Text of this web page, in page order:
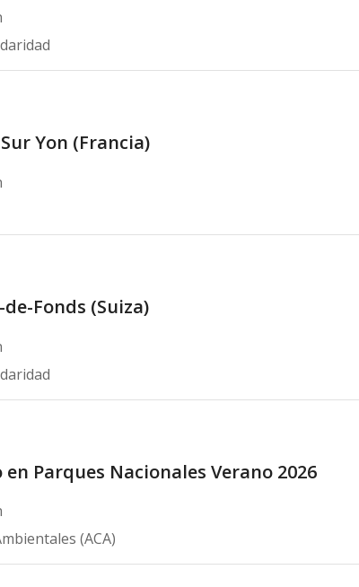
Yon (Francia)
Fonds (Suiza)
Parques Nacionales Verano 2026
(ACA)